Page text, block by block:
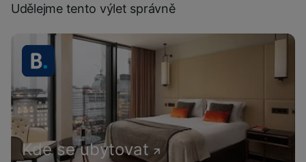
Udělejme tento výlet správně
Kde se ubytovat